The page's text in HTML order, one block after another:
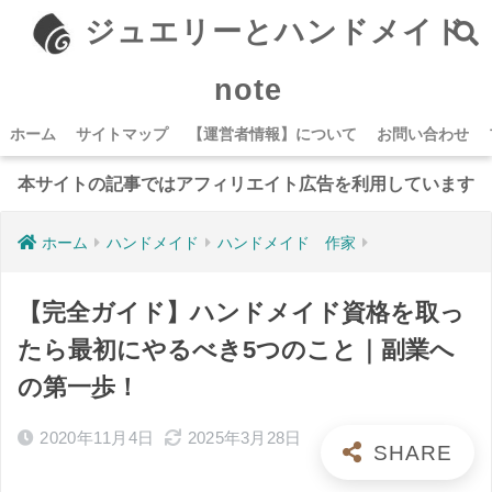
ジュエリーとハンドメイド
note
ホーム サイトマップ 【運営者情報】について お問い合わせ
本サイトの記事ではアフィリエイト広告を利用しています
ホーム ハンドメイド ハンドメイド 作家
【完全ガイド】ハンドメイド資格を取っ
たら最初にやるべき5つのこと｜副業へ
の第一歩！
2020年11月4日 2025年3月28日